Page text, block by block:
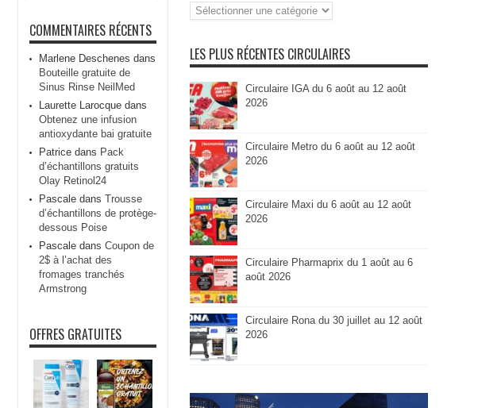
COMMENTAIRES RÉCENTS
Marlene Deschenes dans
Bouteille gratuite de
Sinus Rinse NeilMed
Laurette Larocque dans
Obtenez une infusion
antioxydante bai gratuite
Patrice dans Pack
d’échantillons gratuits
Olay Retinol24
Pascale dans Trousse
d’échantillons de protège-
dessous Poise
Pascale dans Coupon de
2$ à l’achat des
fromages tranchés
Armstrong
OFFRES GRATUITES
Recherche
par
LES PLUS RÉCENTES CIRCULAIRES
Circulaire IGA du 6 août au 12 août
2026
Circulaire Metro du 6 août au 12 août
2026
Circulaire Maxi du 6 août au 12 août
2026
Circulaire Pharmaprix du 1 août au 6
août 2026
Circulaire Rona du 30 juillet au 12 août
2026